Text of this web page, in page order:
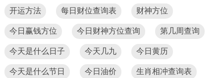
开运方法 每日财位查询表 财神方位
今日赢钱方位 今日财神方位查询 第几周查询
今天是什么日子 今天几九 今日黄历
今天是什么节日 今日油价 生肖相冲查询表